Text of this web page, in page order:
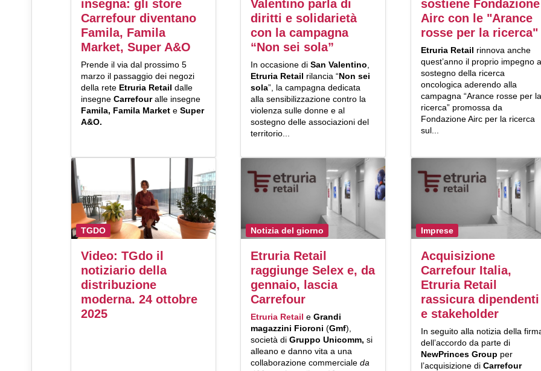
insegna: gli store
Carrefour diventano
Famila, Famila
Market, Super A&O
Prende il via dal prossimo 5
marzo il passaggio dei negozi
della rete Etruria Retail dalle
insegne Carrefouralle insegne
Famila, Famila Market e Super
A&O.
Valentino parla di
diritti e solidarietà
con la campagna
“Non sei sola”
In occasione diSan Valentino
Etruria Retail rilancia “Non sei
sola”, la campagna dedicata
alla sensibilizzazione contro la
violenza sulle donne e al
sostegno delle associazioni del
territorio...
sostiene Fondazione
Airc con le "Arance
rosse per la ricerca"
Etruria Retail rinnova anche
quest’anno il proprio impegno a
sostegno della ricerca
oncologica aderendo alla
campagna “Arance rosse per la
ricerca” promossa da
Fondazione Airc per la ricerca
sul...
TGDO
Video: TGdo il
notiziario della
distribuzione
moderna. 24 ottobre
2025
Notizia del giorno
Etruria Retail
raggiunge Selex e, da
gennaio, lascia
Carrefour
Etruria Retail eGrandi
magazzini Fioroni (Gmf),
società diGruppo Unicomm, si
alleano e danno vita a una
collaborazione commercialeda
Imprese
Acquisizione
Carrefour Italia,
Etruria Retail
rassicura dipendenti
e stakeholder
In seguito alla notizia della
dell’accordo da parte di
NewPrinces Group per
l’acquisizione di Carrefour